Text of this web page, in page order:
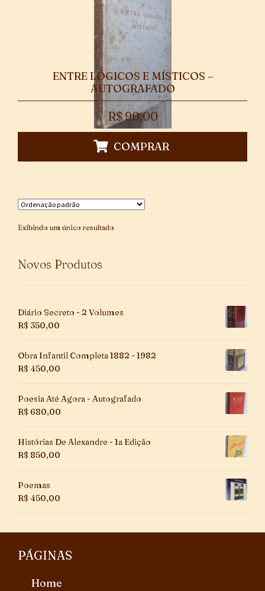
ENTRE LÓGICOS E MÍSTICOS –
AUTOGRAFADO
R$90,00
COMPRAR
Exibindo um único resultado
Novos Produtos
Diário Secreto - 2 Volumes
R$ 350,00
Obra Infantil Completa 1882 - 1982
R$ 450,00
Poesia Até Agora - Autografado
R$ 680,00
Histórias De Alexandre - 1a Edição
R$ 850,00
Poemas
R$ 450,00
PÁGINAS
Home